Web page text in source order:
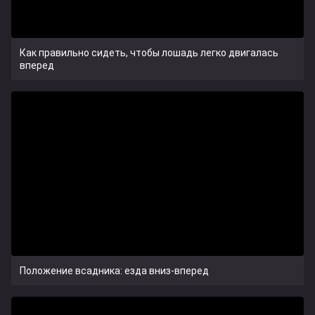
Как правильно сидеть, чтобы лошадь легко двигалась
вперед
Положение всадника: езда вниз-вперед